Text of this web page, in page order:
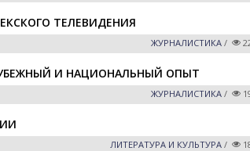
ТЕЛЕВИДЕНИЯ
ЖУРНАЛИСТИКА /
И НАЦИОНАЛЬНЫЙ ОПЫТ
ЖУРНАЛИСТИКА /
ЛИТЕРАТУРА И КУЛЬТУРА /